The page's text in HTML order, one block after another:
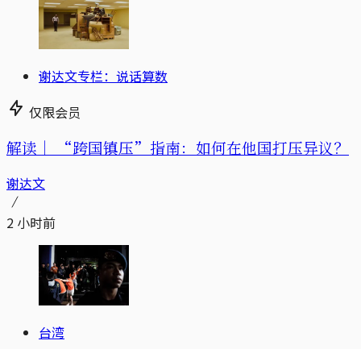
谢达文专栏：说话算数
仅限会员
解读｜ “跨国镇压”指南：如何在他国打压异议？
谢达文
2 小时前
台湾